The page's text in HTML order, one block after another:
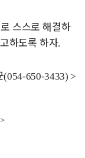
스스로 해결하
하도록 하자.
(054-650-3433) >